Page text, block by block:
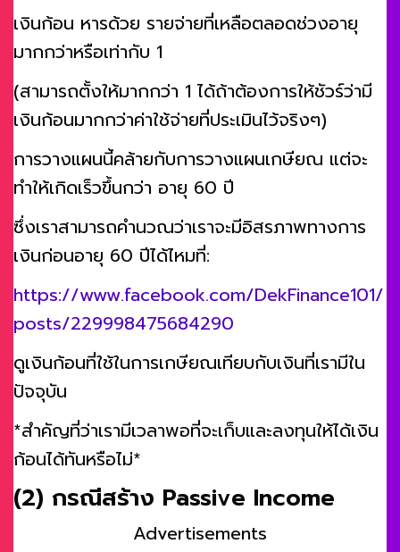
เงินก้อน หารด้วย รายจ่ายที่เหลือตลอดช่วงอายุ
มากกว่าหรือเท่ากับ 1
(สามารถตั้งให้มากกว่า 1 ได้ถ้าต้องการให้ชัวร์ว่ามี
เงินก้อนมากกว่าค่าใช้จ่ายที่ประเมินไว้จริงๆ)
การวางแผนนี้คล้ายกับการวางแผนเกษียณ แต่จะ
ทำให้เกิดเร็วขึ้นกว่า อายุ 60 ปี
ซึ่งเราสามารถคำนวณว่าเราจะมีอิสรภาพทางการ
เงินก่อนอายุ 60 ปีได้ไหมที่:
https://www.facebook.com/DekFinance101/
posts/229998475684290
ดูเงินก้อนที่ใช้ในการเกษียณเทียบกับเงินที่เรามีใน
ปัจจุบัน
*สำคัญที่ว่าเรามีเวลาพอที่จะเก็บและลงทุนให้ได้เงิน
ก้อนได้ทันหรือไม่*
(2) กรณีสร้าง Passive Income
Advertisements